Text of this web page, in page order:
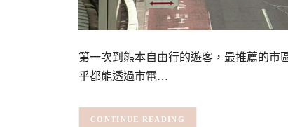
第一次到熊本自由行的遊客，最推薦的市
乎都能透過市電…
CONTINUE READING